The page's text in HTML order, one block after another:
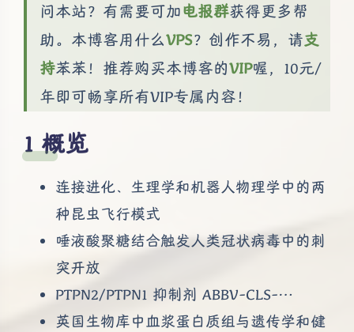
问本站？有需要可加电报群获得更多帮
助。本博客用什么VPS？创作不易，请支
持苯苯！推荐购买本博客的VIP喔，10元/
年即可畅享所有VIP专属内容！
概览
连接进化、生理学和机器人物理学中的两
种昆虫飞行模式
唾液酸聚糖结合触发人类冠状病毒中的刺
突开放
PTPN2/PTPN1 抑制剂 ABBV-CLS-…
英国生物库中血浆蛋白质组与遗传学和健